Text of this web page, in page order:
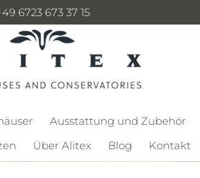
6723 673 37 15
Ausstattung und Zubehör
Über Alitex Blog Kontakt